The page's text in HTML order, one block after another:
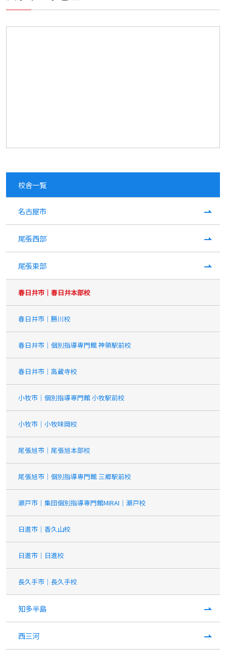
校舎一覧
名古屋市
尾張西部
尾張東部
春日井市｜春日井本部校
春日井市｜勝川校
春日井市｜個別指導専門館 神領駅前校
春日井市｜高蔵寺校
小牧市｜個別指導専門館 小牧駅前校
小牧市｜小牧味岡校
尾張旭市｜尾張旭本部校
尾張旭市｜個別指導専門館 三郷駅前校
瀬戸市｜集団個別指導専門館MIRAI｜瀬戸校
日進市｜香久山校
日進市｜日進校
長久手市｜長久手校
知多半島
西三河